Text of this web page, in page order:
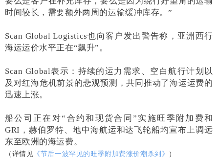
时间较长，需要额外两周的运输缓冲库存。”
Scan Global Logistics也向客户发出警告称，亚洲西行
海运运价水平正在“飙升”。
Scan Global表示：持续的运力需求、空白航行计划以
及对红海危机前景的悲观预测，共同推动了海运运费的
迅速上涨。
船公司正在对“合约和现货合同”实施旺季附加费和
GRI，赫伯罗特、地中海航运和达飞轮船均宣布上调远
东至欧洲的海运费。
（详情见 《节后一波罕见的旺季附加费涨价潮杀到》 ）